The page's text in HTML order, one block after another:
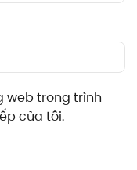
web trong trình
của tôi.